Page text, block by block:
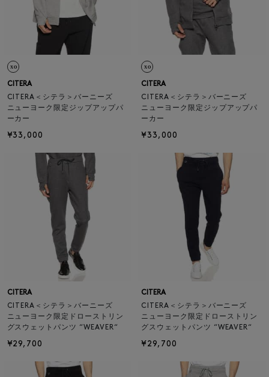
CITERA
CITERA＜シテラ＞バーニーズ
ニューヨーク限定ジップアップパ
ーカー
¥33,000
CITERA
CITERA＜シテラ＞バーニーズ
ニューヨーク限定ジップアップパ
ーカー
¥33,000
CITERA
CITERA＜シテラ＞バーニーズ
ニューヨーク限定ドローストリン
グスウェットパンツ “WEAVER“
¥29,700
CITERA
CITERA＜シテラ＞バーニーズ
ニューヨーク限定ドローストリン
グスウェットパンツ “WEAVER“
¥29,700